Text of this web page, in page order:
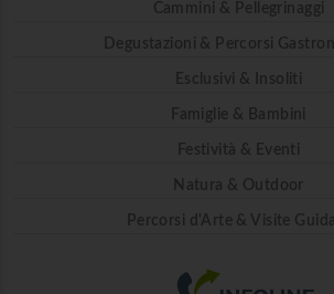
Cammini & Pellegrinaggi
Degustazioni & Percorsi
Esclusivi & Insoliti
Famiglie & Bambini
Festività & Eventi
Natura & Outdoor
Percorsi d'Arte & Visite